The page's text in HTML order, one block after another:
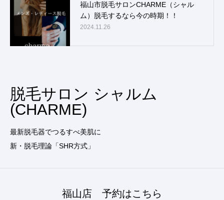
福山市脱毛サロンCHARME（シャル
ム）脱毛するなら今の時期！！
2024.11.26
脱毛サロン シャルム
(CHARME)
最新脱毛器でつるすべ美肌に
新・脱毛理論「SHR方式」
福山店 予約はこちら